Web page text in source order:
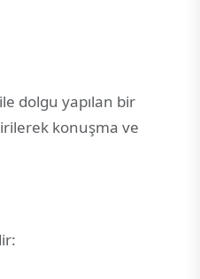
dolgu yapılan bir
konuşma ve